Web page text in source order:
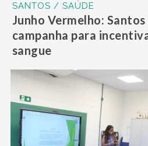
SANTOS / SAÚDE
Junho Vermelho:
campanha para
sangue